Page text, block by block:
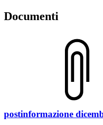
Documenti
postinformazione